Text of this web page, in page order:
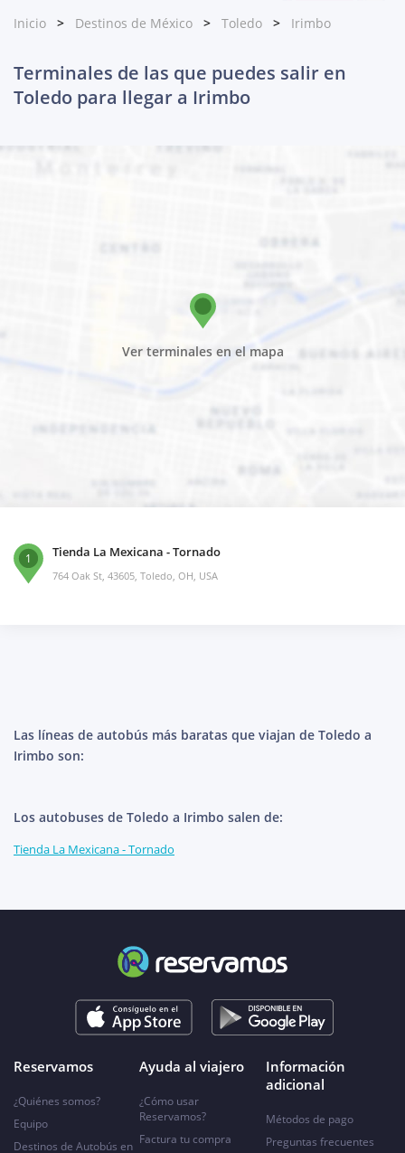
Inicio Destinos de México Toledo Irimbo
Terminales de las que puedes salir en
Toledo para llegar a Irimbo
Ver terminales en el mapa
1 Tienda La Mexicana - Tornado
764 Oak St, 43605, Toledo, OH, USA
Las líneas de autobús más baratas que viajan de Toledo a
Irimbo son:
Los autobuses de Toledo a Irimbo salen de:
Tienda La Mexicana - Tornado
Reservamos
¿Quiénes somos?
Equipo
Destinos de Autobús en
Ayuda al viajero
¿Cómo usar
Reservamos?
Factura tu compra
Información
adicional
Métodos de pago
Preguntas frecuentes